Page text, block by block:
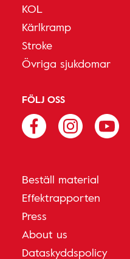
KOL
Kärlkramp
Stroke
Övriga sjukdomar
FÖLJ OSS
Beställ material
Effektrapporten
Press
About us
Dataskyddspolicy